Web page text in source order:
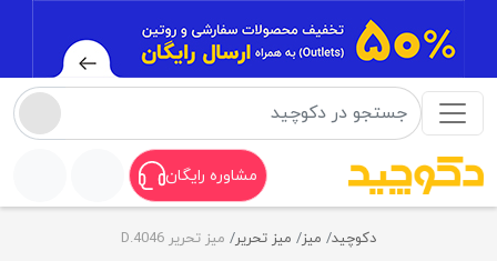
مشاوره رایگان
دکوچید میز میز تحریر میز تحریر D.4046